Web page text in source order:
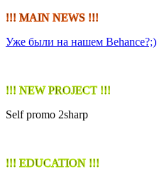
!!! MAIN NEWS !!!
Уже были на нашем Behance?;)
!!! NEW PROJECT !!!
Self promo 2sharp
!!! EDUCATION !!!